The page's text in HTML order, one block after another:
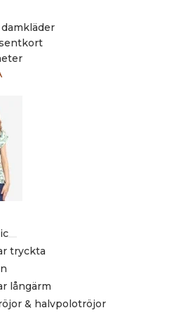
tryckta
långärm
& halvpolotröjor